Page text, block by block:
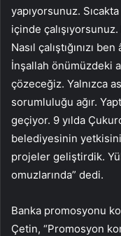
yapıyorsunuz.
içinde
Nasıl çalıştığınızı
İnşallah önümüzdeki
çözeceğiz. Yalnızca
sorumluluğu ağır.
geçiyor. 9 yılda
belediyesinin
projeler geliştirdik.
omuzlarında” dedi.
Banka promosyonu
Çetin, “Promosyon